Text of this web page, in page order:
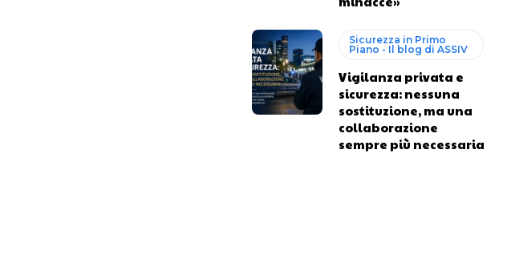
Sicurezza in Primo
Piano - Il blog di ASSIV
Vigilanza privata e
sicurezza: nessuna
sostituzione, ma una
collaborazione
sempre più necessaria